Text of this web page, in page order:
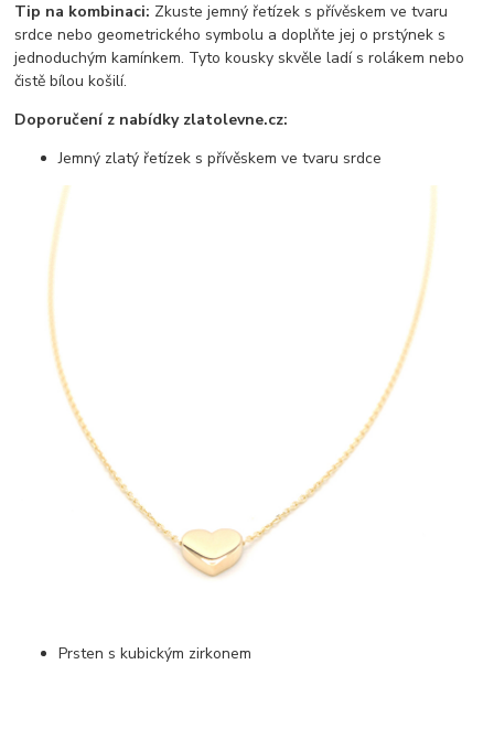
Tip na kombinaci: Zkuste jemný řetízek s přívěskem ve tvaru
srdce nebo geometrického symbolu a doplňte jej o prstýnek s
jednoduchým kamínkem. Tyto kousky skvěle ladí s rolákem nebo
čistě bílou košilí.
Doporučení z nabídky zlatolevne.cz:
Jemný zlatý řetízek s přívěskem ve tvaru srdce
Prsten s kubickým zirkonem